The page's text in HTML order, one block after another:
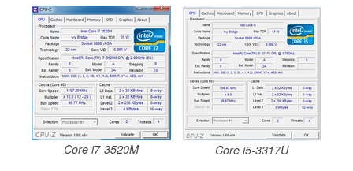
Core i7-3520M Core i5-3317U